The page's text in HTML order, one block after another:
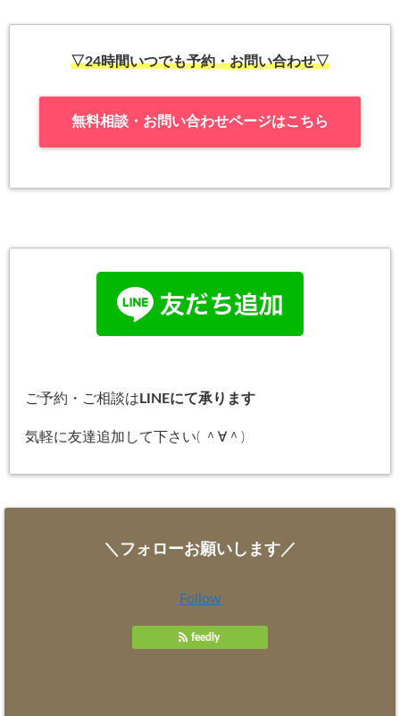
▽24時間いつでも予約・お問い合わせ▽
無料相談・お問い合わせページはこちら
ご予約・ご相談は LINEにて承ります
気軽に友達追加して下さい( ＾∀＾)
＼フォローお願いします／
Follow
feedly